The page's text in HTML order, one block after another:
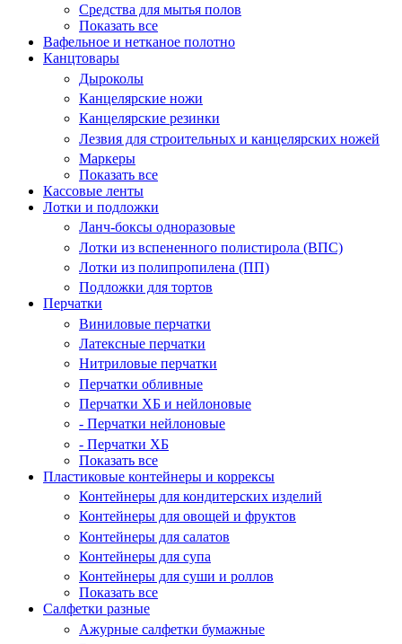
Средства для мытья полов
Показать все
Вафельное и нетканое полотно
Канцтовары
Дыроколы
Канцелярские ножи
Канцелярские резинки
Лезвия для строительных и канцелярских ножей
Маркеры
Показать все
Кассовые ленты
Лотки и подложки
Ланч-боксы одноразовые
Лотки из вспененного полистирола (ВПС)
Лотки из полипропилена (ПП)
Подложки для тортов
Перчатки
Виниловые перчатки
Латексные перчатки
Нитриловые перчатки
Перчатки обливные
Перчатки ХБ и нейлоновые
- Перчатки нейлоновые
- Перчатки ХБ
Показать все
Пластиковые контейнеры и коррексы
Контейнеры для кондитерских изделий
Контейнеры для овощей и фруктов
Контейнеры для салатов
Контейнеры для супа
Контейнеры для суши и роллов
Показать все
Салфетки разные
Ажурные салфетки бумажные